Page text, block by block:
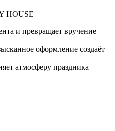
HOUSE
и превращает вручение
оформление создаёт
атмосферу праздника